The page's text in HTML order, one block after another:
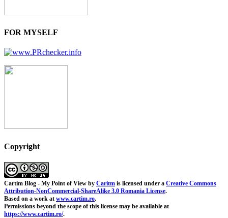
FOR MYSELF
Copyright
Cartim Blog - My Point of View by Caritm is licensed under a Creative Commons
Attribution-NonCommercial-ShareAlike 3.0 Romania License.
Based on a work at www.cartim.ro.
Permissions beyond the scope of this license may be available at
https://www.cartim.ro/.